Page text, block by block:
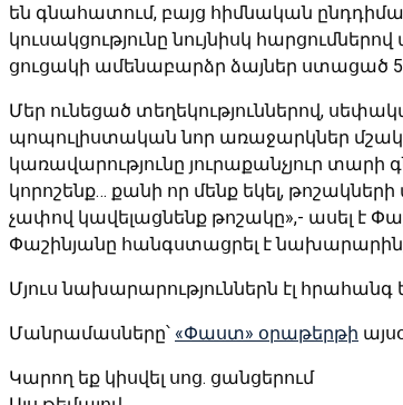
են գնահատում, բայց հիմնական
կուսակցությունը նույնիսկ
ցուցակի ամենաբարձր ձայներ ստացած
Մեր ունեցած տեղեկություններով,
պոպուլիստական նոր առաջարկներ
կառավարությունը յուրաքանչյուր տարի
կորոշենք… քանի որ մենք եկել,
չափով կավելացնենք թոշակը»,- ասել է
Փաշինյանը հանգստացրել է նախարարին,
Մյուս նախարարություններն էլ
Մանրամասները՝ «Փաստ» օրաթերթի
Կարող եք կիսվել սոց․ ցանցերում